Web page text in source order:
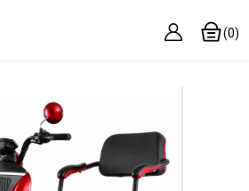
(0)